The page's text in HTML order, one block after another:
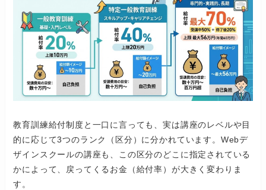
教育訓練給付制度と一口に言っても、実は講座のレベルや目
的に応じて3つのランク（区分）に分かれています。Webデ
ザインスクールの講座も、この区分のどこに指定されている
かによって、戻ってくるお金（給付率）が大きく変わりま
す。